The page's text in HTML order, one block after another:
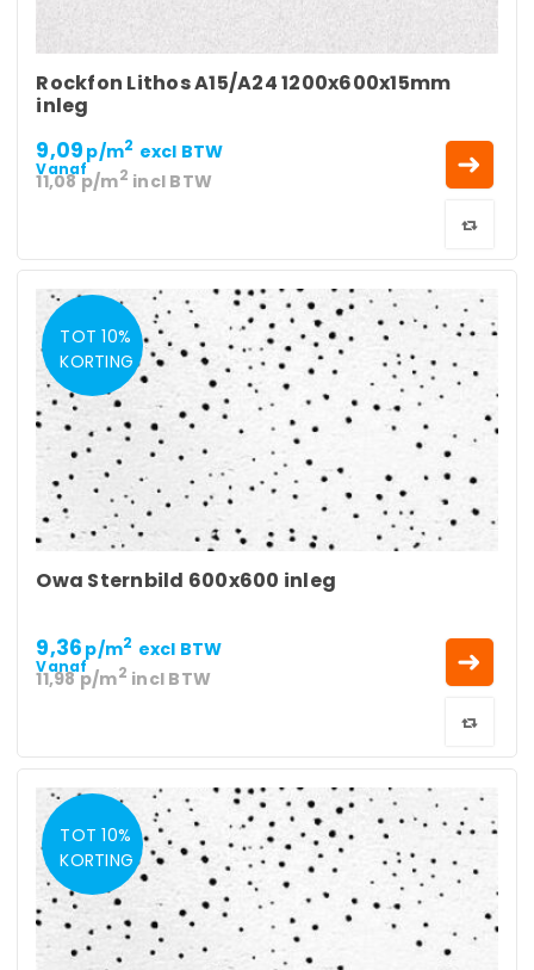
Rockfon Lithos A15/A24 1200x600x15mm
inleg
Vanaf
9,09 p/m2 excl BTW
11,08p/m2 incl BTW
TOT 10%
KORTING
Owa Sternbild 600x600 inleg
Vanaf
9,36 p/m2 excl BTW
11,98p/m2 incl BTW
TOT 10%
KORTING